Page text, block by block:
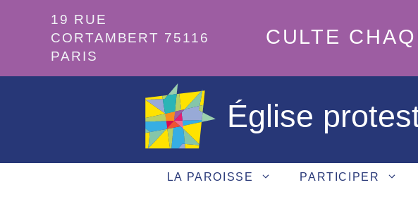
19 RUE
CORTAMBERT 75116
PARIS
CULTE
Église
LA PAROISSE PARTICIPER